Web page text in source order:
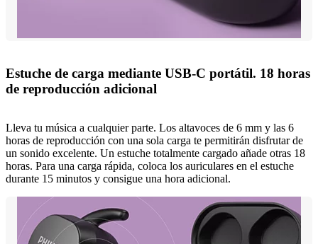
Estuche de carga mediante USB-C portátil. 18 horas
de reproducción adicional
Lleva tu música a cualquier parte. Los altavoces de 6 mm y las 6
horas de reproducción con una sola carga te permitirán disfrutar de
un sonido excelente. Un estuche totalmente cargado añade otras 18
horas. Para una carga rápida, coloca los auriculares en el estuche
durante 15 minutos y consigue una hora adicional.